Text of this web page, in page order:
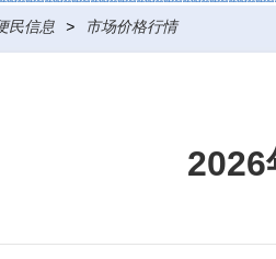
民信息 > 市场价格行情
2026